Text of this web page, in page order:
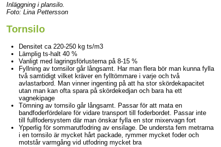
Inläggning i plansilo.
Foto: Lina Pettersson
Tornsilo
Densitet ca 220-250 kg ts/m3
Lämplig ts-halt 40 %
Vanligt med lagringsförlusterna på 8-15 %
Fyllning av tornsilor går långsamt. Har man flera bör man kunna fylla
två samtidigt vilket kräver en fylltömmare i varje och två
avlastarbord. Man vinner ingenting på att ha stor skördekapacitet
utan man kan ofta spara på skördekedjan och bara ha ett
vagnekipage
Tömning av tornsilo går långsamt. Passar för att mata en
bandfoderfördelare för vidare transport till foderbordet. Passar inte
till fullfodersystem där man önskar fylla en stor mixervagn fort
Ypperlig för sommarutfodring av ensilage. De understa fem metrarna
i en tornsilo är mycket hårt packade, rymmer mycket foder och
motstår varmgång vid utfodring mycket bra